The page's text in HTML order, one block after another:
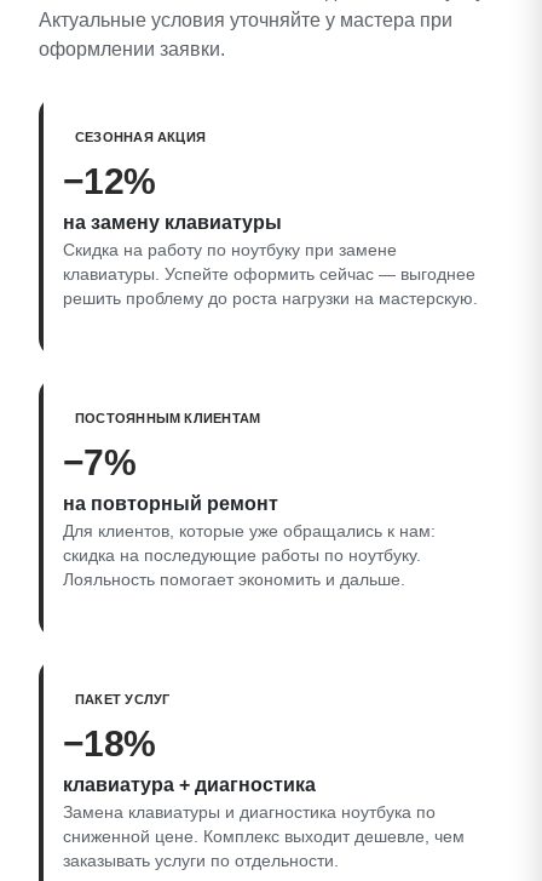
Актуальные условия уточняйте у мастера при
оформлении заявки.
СЕЗОННАЯ АКЦИЯ
−12%
на замену клавиатуры
Скидка на работу по ноутбуку при замене
клавиатуры. Успейте оформить сейчас — выгоднее
решить проблему до роста нагрузки на мастерскую.
ПОСТОЯННЫМ КЛИЕНТАМ
−7%
на повторный ремонт
Для клиентов, которые уже обращались к нам:
скидка на последующие работы по ноутбуку.
Лояльность помогает экономить и дальше.
ПАКЕТ УСЛУГ
−18%
клавиатура + диагностика
Замена клавиатуры и диагностика ноутбука по
сниженной цене. Комплекс выходит дешевле, чем
заказывать услуги по отдельности.